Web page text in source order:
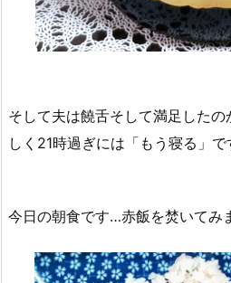
そして夫は饒舌そして満足した
しく21時過ぎには「もう寝る」で
今日の朝食です…赤飯を焚いてみ